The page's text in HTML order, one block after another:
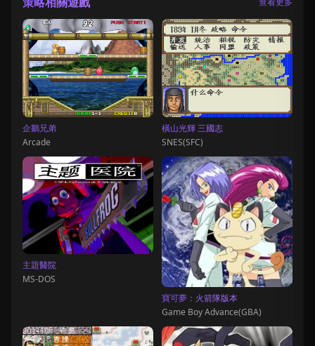
企鵝兄弟
Arcade
橫山光輝 三國志
SNES(SFC)
主題醫院
MS-DOS
寶可夢：火箭隊版本
Game Boy Advance(GBA)